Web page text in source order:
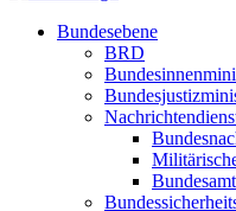
Bundesebene
BRD